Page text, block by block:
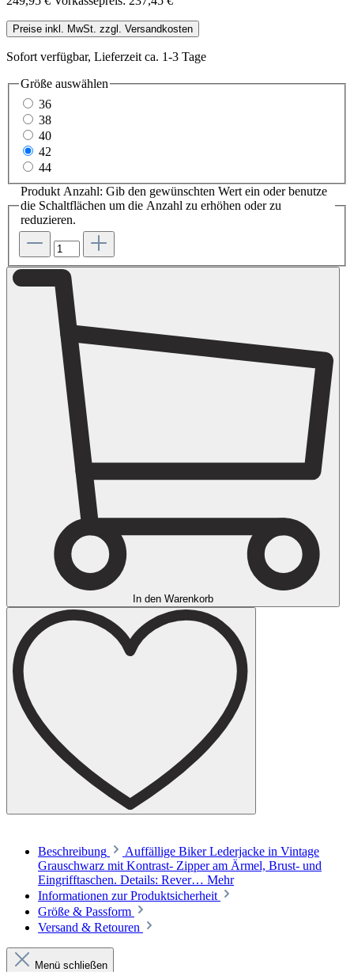
Preise inkl. MwSt. zzgl. Versandkosten
Sofort verfügbar, Lieferzeit ca. 1-3 Tage
Größe auswählen
36
38
40
42
44
Produkt Anzahl: Gib den gewünschten Wert ein oder benutze
die Schaltflächen um die Anzahl zu erhöhen oder zu
reduzieren.
In den Warenkorb
Beschreibung
Auffällige Biker Lederjacke in Vintage
Grauschwarz mit Kontrast- Zipper am Ärmel, Brust- und
Eingrifftaschen. Details: Rever… Mehr
Informationen zur Produktsicherheit
Größe & Passform
Versand & Retouren
Menü schließen